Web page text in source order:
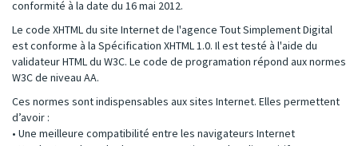
conformité à la date du 16 mai 2012.
Le code XHTML du site Internet de l'agence Tout Simplement Digital
est conforme à la Spécification XHTML 1.0. Il est testé à l'aide du
validateur HTML du W3C. Le code de programation répond aux normes
W3C de niveau AA.
Ces normes sont indispensables aux sites Internet. Elles permettent
d’avoir :
• Une meilleure compatibilité entre les navigateurs Internet